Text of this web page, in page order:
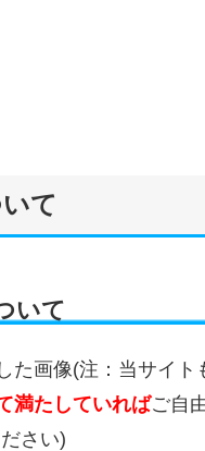
て
いて
た画像(注：当サイ
満たしていればご自
さい)